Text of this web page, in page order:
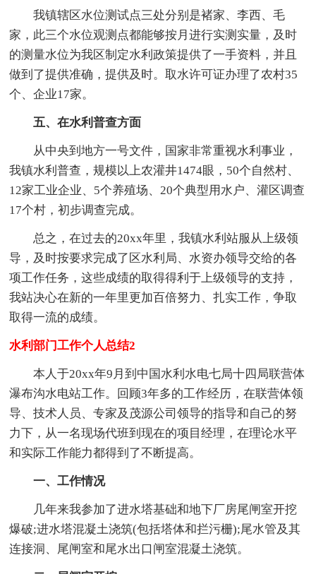
我镇辖区水位测试点三处分别是褚家、李西、毛
家，此三个水位观测点都能够按月进行实测实量，及时
的测量水位为我区制定水利政策提供了一手资料，并且
做到了提供准确，提供及时。取水许可证办理了农村35
个、企业17家。
五、在水利普查方面
从中央到地方一号文件，国家非常重视水利事业，
我镇水利普查，规模以上农灌井1474眼，50个自然村、
12家工业企业、5个养殖场、20个典型用水户、灌区调查
17个村，初步调查完成。
总之，在过去的20xx年里，我镇水利站服从上级领
导，及时按要求完成了区水利局、水资办领导交给的各
项工作任务，这些成绩的取得得利于上级领导的支持，
我站决心在新的一年里更加百倍努力、扎实工作，争取
取得一流的成绩。
水利部门工作个人总结2
本人于20xx年9月到中国水利水电七局十四局联营体
瀑布沟水电站工作。回顾3年多的工作经历，在联营体领
导、技术人员、专家及茂源公司领导的指导和自己的努
力下，从一名现场代班到现在的项目经理，在理论水平
和实际工作能力都得到了不断提高。
一、工作情况
几年来我参加了进水塔基础和地下厂房尾闸室开挖
爆破;进水塔混凝土浇筑(包括塔体和拦污栅);尾水管及其
连接洞、尾闸室和尾水出口闸室混凝土浇筑。